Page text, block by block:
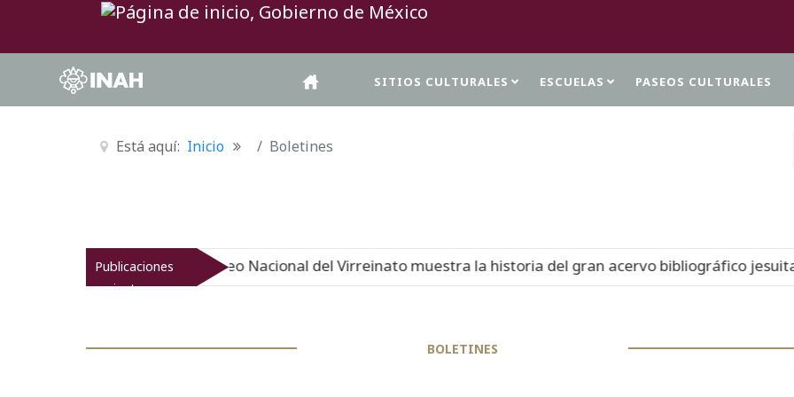
SITIOS CULTURALES ESCUELAS PASEOS CULTURALES
Está aquí: Inicio Boletines
Publicaciones
recientes
Nuevo 06-08-26 El Museo Nacional del Virreinato muestra la historia del gran acervo
BOLETINES